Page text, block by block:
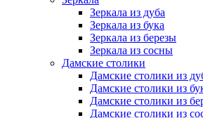
Зеркала из дуба
Зеркала из бука
Зеркала из березы
Зеркала из сосны
Дамские столики
Дамские столики из
Дамские столики из
Дамские столики из
Дамские столики из